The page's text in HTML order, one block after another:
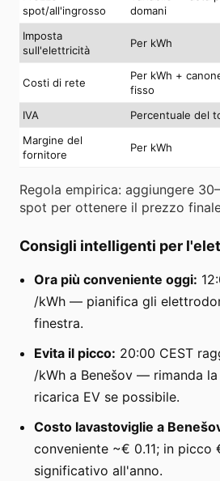
spot/all'ingrosso
domani
Imposta
sull'elettricità
Per kWh
Costi di rete
Per kWh +
fisso
IVA
Percentuale del
Margine del
fornitore
Per kWh
Regola empirica: aggiungere
spot per ottenere il prezzo
Consigli intelligenti per
Ora più conveniente oggi:
/kWh — pianifica gli
finestra.
Evita il picco: 20:00 CEST
/kWh a Benešov — rimanda
ricarica EV se possibile.
Costo lavastoviglie a
conveniente ~€ 0.11; in
significativo all'anno.